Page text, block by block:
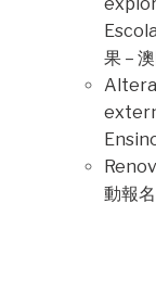
果 –
動報名